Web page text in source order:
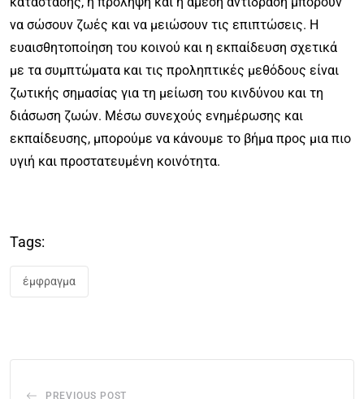
να σώσουν ζωές και να μειώσουν τις επιπτώσεις. Η
ευαισθητοποίηση του κοινού και η εκπαίδευση σχετικά
με τα συμπτώματα και τις προληπτικές μεθόδους είναι
ζωτικής σημασίας για τη μείωση του κινδύνου και τη
διάσωση ζωών. Μέσω συνεχούς ενημέρωσης και
εκπαίδευσης, μπορούμε να κάνουμε το βήμα προς μια πιο
υγιή και προστατευμένη κοινότητα.
Tags:
έμφραγμα
PREVIOUS POST